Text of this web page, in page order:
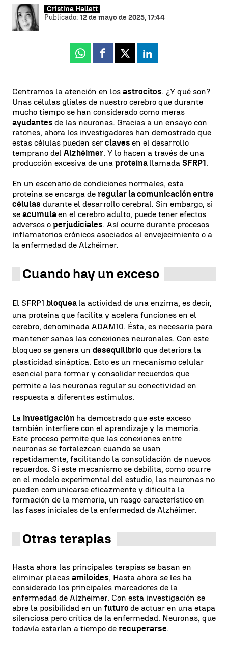
Cristina Hallett
Publicado: 12 de mayo de 2025, 17:44
Whatsapp
Facebook
X Linkedin
Centramos la atención en los astrocitos. ¿Y qué son?
Unas células gliales de nuestro cerebro que durante
mucho tiempo se han considerado como meras
ayudantes de las neuronas. Gracias a un ensayo con
ratones, ahora los investigadores han demostrado que
estas células pueden ser claves en el desarrollo
temprano del Alzhéimer. Y lo hacen a través de una
producción excesiva de una proteína llamada SFRP1.
En un escenario de condiciones normales, esta
proteína se encarga de regular la comunicación entre
células durante el desarrollo cerebral. Sin embargo, si
se acumulaen el cerebro adulto, puede tener efectos
adversos o perjudiciales. Así ocurre durante procesos
inflamatorios crónicos asociados al envejecimiento o a
la enfermedad de Alzhéimer.
Cuando hay un exceso
El SFRP1 bloquea la actividad de una enzima, es decir,
una proteína que facilita y acelera funciones en el
cerebro, denominada ADAM10. Ésta, es necesaria para
mantener sanas las conexiones neuronales. Con este
bloqueo se genera un desequilibrio que deteriora la
plasticidad sináptica. Esto es un mecanismo celular
esencial para formar y consolidar recuerdos que
permite a las neuronas regular su conectividad en
respuesta a diferentes estímulos.
La investigación ha demostrado que este exceso
también interfiere con el aprendizaje y la memoria.
Este proceso permite que las conexiones entre
neuronas se fortalezcan cuando se usan
repetidamente, facilitando la consolidación de nuevos
recuerdos. Si este mecanismo se debilita, como ocurre
en el modelo experimental del estudio, las neuronas no
pueden comunicarse eficazmente y dificulta la
formación de la memoria, un rasgo característico en
las fases iniciales de la enfermedad de Alzhéimer.
Otras terapias
Hasta ahora las principales terapias se basan en
eliminar placas amiloides, Hasta ahora se les ha
considerado los principales marcadores de la
enfermedad de Alzheimer. Con esta investigación se
abre la posibilidad en un futuro de actuar en una etapa
silenciosa pero crítica de la enfermedad. Neuronas, que
todavía estarían a tiempo de recuperarse.